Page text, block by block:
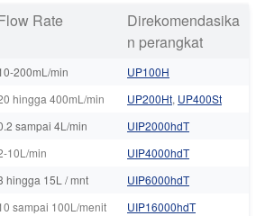
Rate
Direkomendasika
n perangkat
200mL/min
UP100H
hingga 400mL/min UP200Ht, UP400St
sampai 4L/min
UIP2000hdT
10L/min
UIP4000hdT
hingga 15L / mnt
UIP6000hdT
sampai 100L/menit
UIP16000hdT